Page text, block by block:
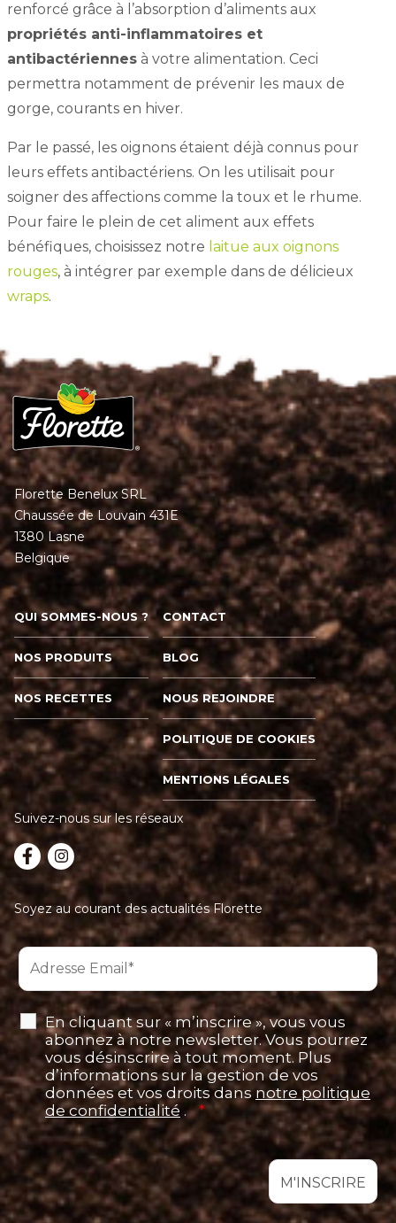
renforcé grâce à l’absorption d’aliments aux
propriétés anti-inflammatoires et
antibactériennes à votre alimentation. Ceci
permettra notamment de prévenir les maux de
gorge, courants en hiver.
Par le passé, les oignons étaient déjà connus pour
leurs effets antibactériens. On les utilisait pour
soigner des affections comme la toux et le rhume.
Pour faire le plein de cet aliment aux effets
bénéfiques, choisissez notre laitue aux oignons
rouges, à intégrer par exemple dans de délicieux
wraps.
Florette Benelux SRL
Chaussée de Louvain 431E
1380 Lasne
Belgique
QUI SOMMES-NOUS ?
NOS PRODUITS
NOS RECETTES
CONTACT
BLOG
NOUS REJOINDRE
POLITIQUE DE COOKIES
MENTIONS LÉGALES
Suivez-nous sur les réseaux
Soyez au courant des actualités Florette
En cliquant sur « m’inscrire », vous vous
abonnez à notre newsletter. Vous pourrez
vous désinscrire à tout moment. Plus
d’informations sur la gestion de vos
données et vos droits dansnotre politique
de confidentialité . *